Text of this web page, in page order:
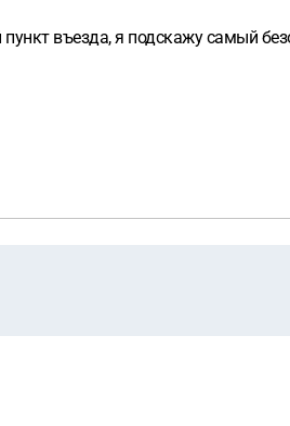
въезда, я подскажу самый